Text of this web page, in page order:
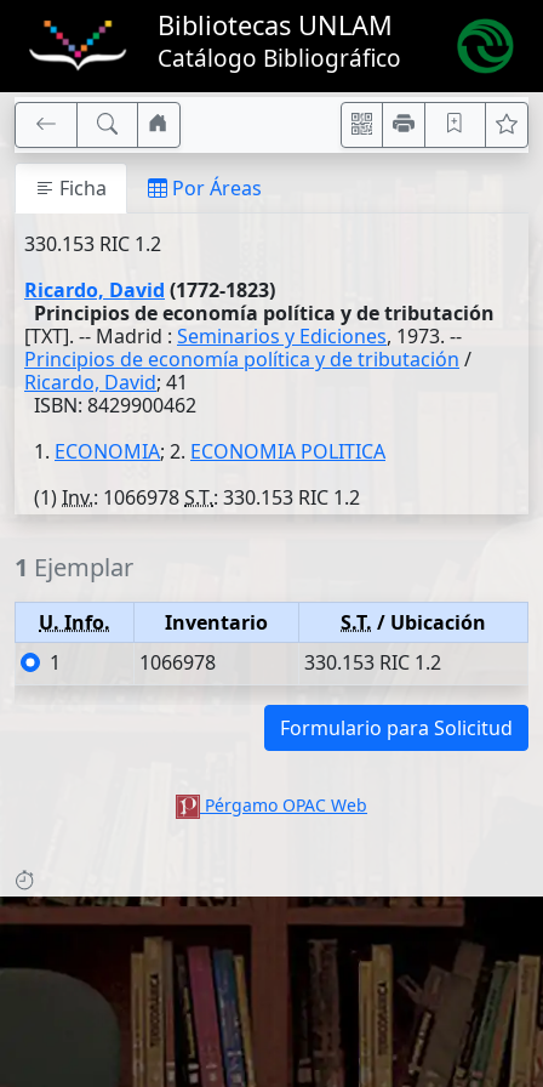
Bibliotecas UNLAM
Catálogo Bibliográfico
Ficha Por Áreas
330.153 RIC 1.2
Ricardo, David (1772-1823)
Principios de economía política y de tributación
[TXT]. -- Madrid : Seminarios y Ediciones, 1973. --
Principios de economía política y de tributación /
Ricardo, David; 41
ISBN: 8429900462
1. ECONOMIA; 2. ECONOMIA POLITICA
(1)Inv.: 1066978S.T.: 330.153 RIC 1.2
1 Ejemplar
U. Info. Inventario S.T. / Ubicación
1
1066978 330.153 RIC 1.2
Formulario para Solicitud
Pérgamo OPAC Web